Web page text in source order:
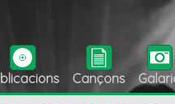
Cançons